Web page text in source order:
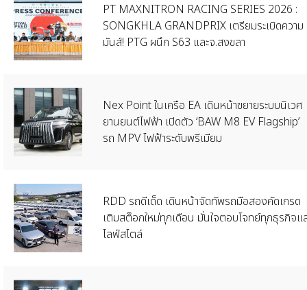
PT MAXNITRON RACING SERIES 2026 :
SONGKHLA GRANDPRIX เตรียมระเบิดความ
มันส์! PTG ผนึก S63 และจ.สงขลา
Nex Point ในเครือ EA เดินหน้าขยายระบบนิเวศ
ยานยนต์ไฟฟ้า เปิดตัว ‘BAW M8 EV Flagship’
รถ MPV ไฟฟ้าระดับพรีเมียม
RDD รถดีเด็ด เดินหน้าจัดทัพรถมือสองคัดเกรด
เติมสต็อกใหม่ทุกเดือน มั่นใจตอบโจทย์ทุกธุรกิจแ
ไลฟ์สไตล์